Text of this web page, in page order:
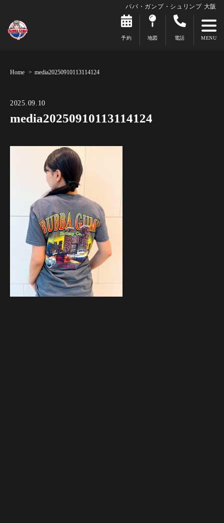
ババ・ガンプ・シュリンプ 大阪
予約 地図 電話
Home media20250910113114124
2025.09.10
media20250910113114124